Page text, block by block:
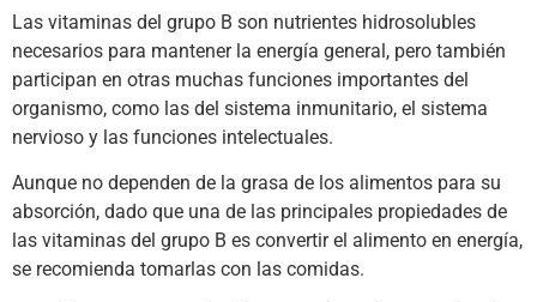
Las vitaminas del grupo B son nutrientes hidrosolubles
necesarios para mantener la energía general, pero también
participan en otras muchas funciones importantes del
organismo, como las del sistema inmunitario, el sistema
nervioso y las funciones intelectuales.
Aunque no dependen de la grasa de los alimentos para su
absorción, dado que una de las principales propiedades de
las vitaminas del grupo B es convertir el alimento en energía,
se recomienda tomarlas con las comidas.